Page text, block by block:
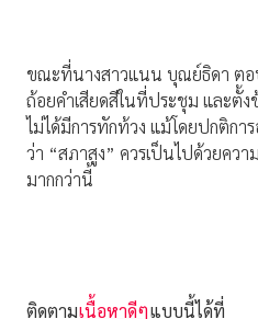
ขณะที่นางสาวแนน บุณย์ธิดา ตอ
ถ้อยคำเสียดสีในที่ประชุม และตั้ง
ไม่ได้มีการทักท้วง แม้โดยปกติกา
ว่า “สภาสูง” ควรเป็นไปด้วยควา
มากกว่านี้
ติดตามเนื้อหาดีๆแบบนี้ได้ที่